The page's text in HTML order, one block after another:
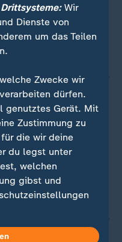
Wir
Dienste von
um das Teilen
Zwecke wir
dürfen.
genutztes Gerät. Mit
Zustimmung zu
die wir deine
du legst unter
welchen
gibst und